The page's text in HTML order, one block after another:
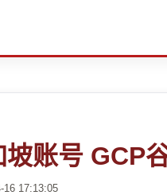
坡账号 GCP
16 17:13:05